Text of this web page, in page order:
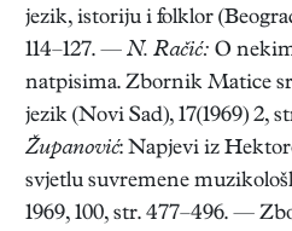
jezik, istoriju i folklor
114–127. — N. Račić: O
natpisima. Zbornik Matice
jezik (Novi Sad), 17(1969) 2,
Županović: Napjevi iz
svjetlu suvremene
1969, 100, str. 477–496. —